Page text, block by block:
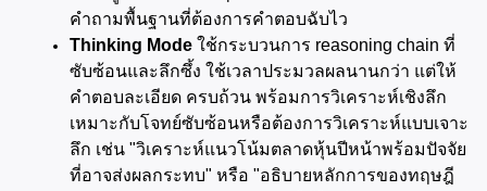
คำถามพื้นฐานที่ต้องการคำตอบฉับไว
Thinking Mode ใช้กระบวนการ reasoning chain ที่
ซับซ้อนและลึกซึ้ง ใช้เวลาประมวลผลนานกว่า แต่ให้
คำตอบละเอียด ครบถ้วน พร้อมการวิเคราะห์เชิงลึก
เหมาะกับโจทย์ซับซ้อนหรือต้องการวิเคราะห์แบบเจาะ
ลึก เช่น "วิเคราะห์แนวโน้มตลาดหุ้นปีหน้าพร้อมปัจจัย
ที่อาจส่งผลกระทบ" หรือ "อธิบายหลักการของทฤษฎี